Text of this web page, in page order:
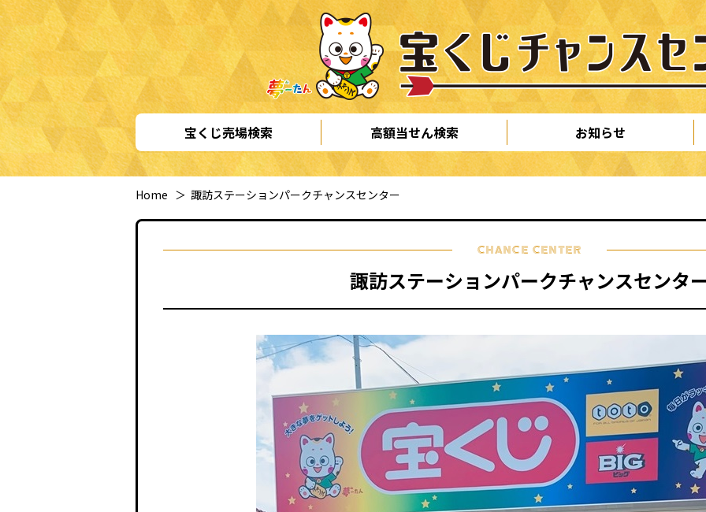
宝くじ売場検索 高額当せん検索 お知らせ
Home ＞ 諏訪ステーションパークチャンスセンター
CHANCE CENTER
諏訪ステーションパークチャンスセンタ